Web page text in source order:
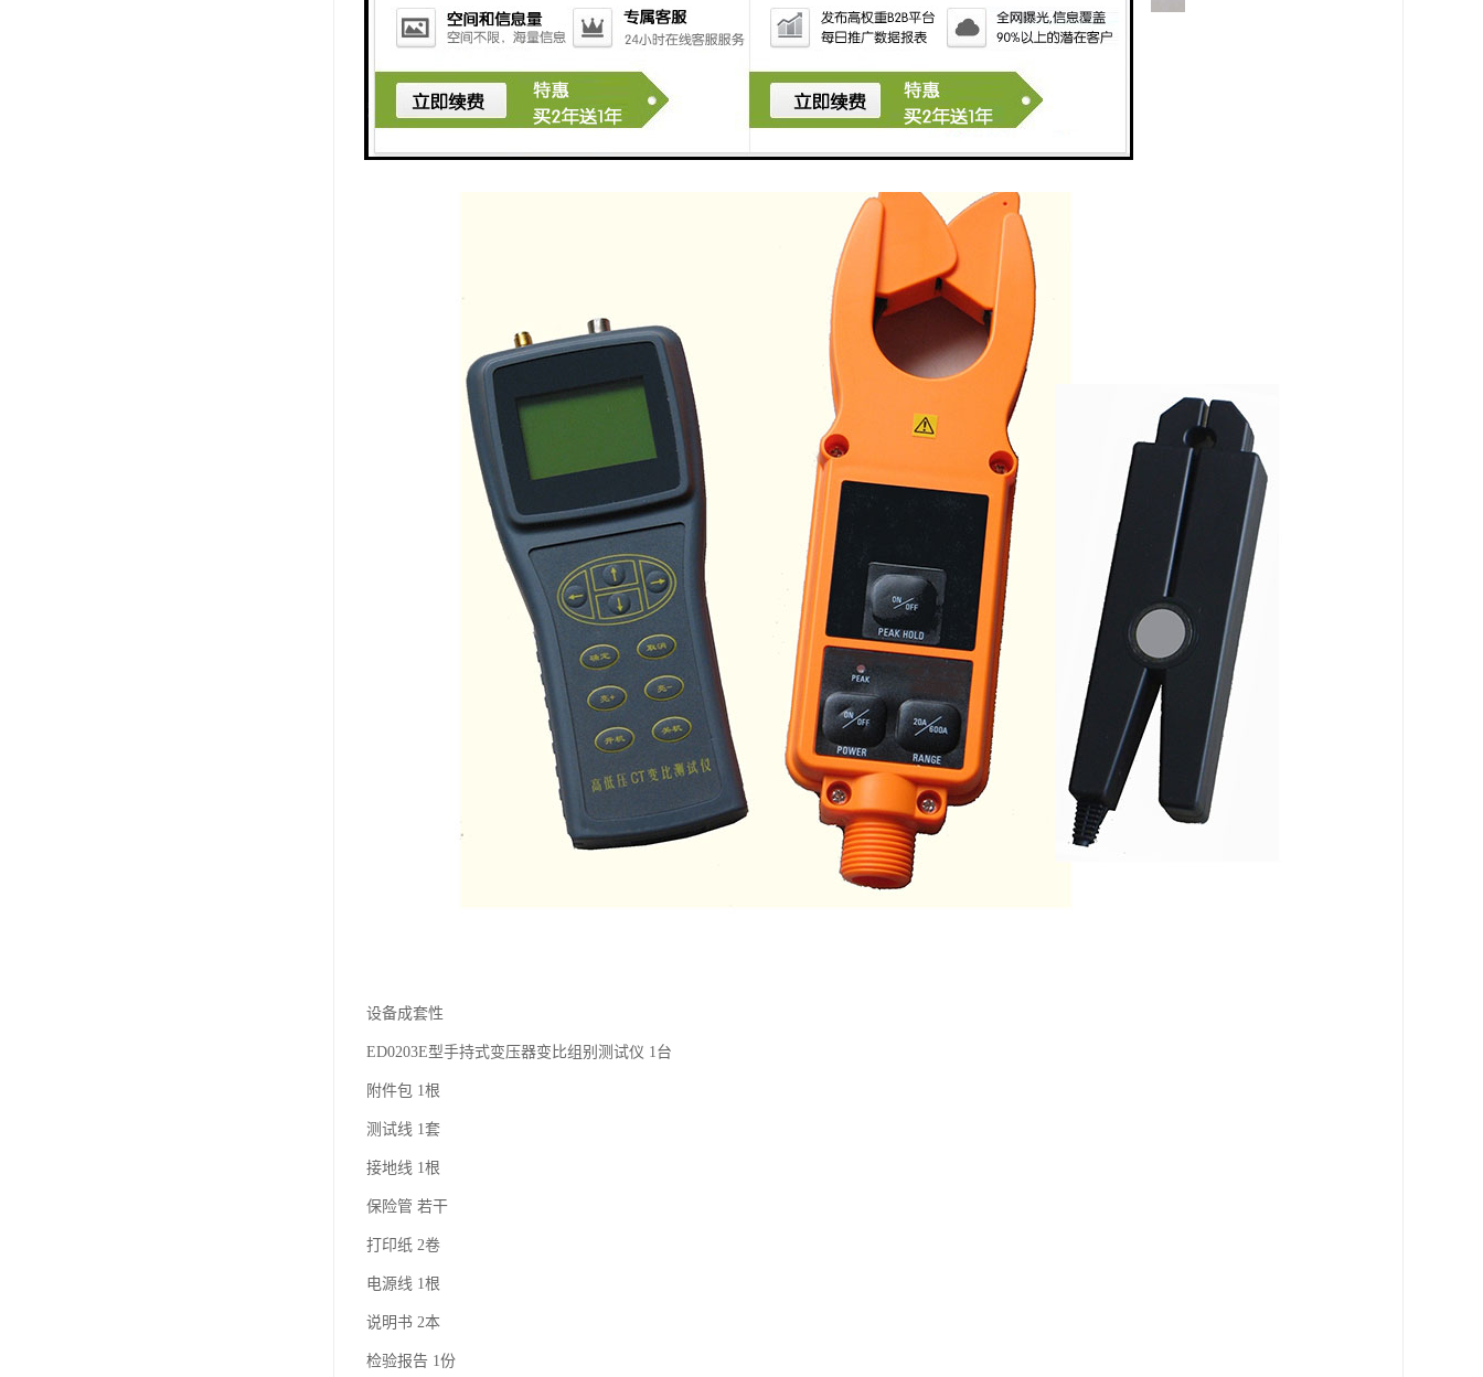
抗振性好：
接插件的使用增强了抗振性能。
设备成套性
ED0203E型手持式变压器变比组别测试仪 1台
附件包 1根
测试线 1套
接地线 1根
保险管 若干
打印纸 2卷
电源线 1根
说明书 2本
检验报告 1份